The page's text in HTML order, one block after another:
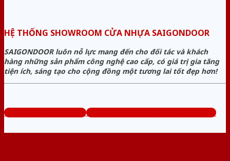
HỆ THỐNG SHOWROOM CỬA NHỰA SAIGONDOOR
SAIGONDOOR luôn nỗ lực mang đến cho đối tác và khách
hàng những sản phẩm công nghệ cao cấp, có giá trị gia tăng
tiện ích, sáng tạo cho cộng đồng một tương lai tốt đẹp hơn!
www.sieuthicuanhua.net Tổng đài tư vấn miễn phí: 0824.400.400